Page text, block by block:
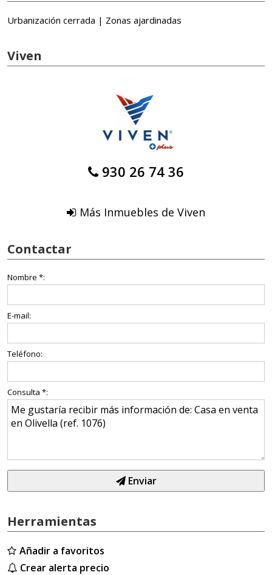
Urbanización cerrada | Zonas ajardinadas
Viven
930 26 74 36
Más Inmuebles de Viven
Contactar
Nombre *:
E-mail:
Teléfono:
Consulta *:
Enviar
Herramientas
Añadir a favoritos
Crear alerta precio